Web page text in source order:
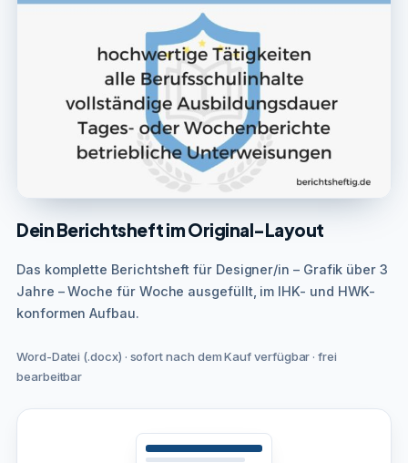
Dein Berichtsheft im Original-Layout
Das komplette Berichtsheft für Designer/in – Grafik über 3
Jahre – Woche für Woche ausgefüllt, im IHK- und HWK-
konformen Aufbau.
Word-Datei (.docx) · sofort nach dem Kauf verfügbar · frei
bearbeitbar